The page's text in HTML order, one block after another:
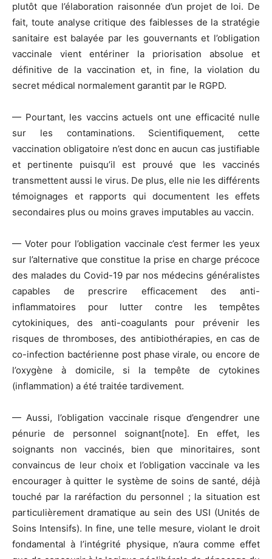
plutôt que l’élaboration raisonnée d’un projet de loi. De
fait, toute analyse critique des faiblesses de la stratégie
sanitaire est balayée par les gouvernants et l’obligation
vaccinale vient entériner la priorisation absolue et
définitive de la vaccination et, in fine, la violation du
secret médical normalement garantit par le RGPD.
— Pourtant, les vaccins actuels ont une efficacité nulle
sur les contaminations. Scientifiquement, cette
vaccination obligatoire n’est donc en aucun cas justifiable
et pertinente puisqu’il est prouvé que les vaccinés
transmettent aussi le virus. De plus, elle nie les différents
témoignages et rapports qui documentent les effets
secondaires plus ou moins graves imputables au vaccin.
— Voter pour l’obligation vaccinale c’est fermer les yeux
sur l’alternative que constitue la prise en charge précoce
des malades du Covid-19 par nos médecins généralistes
capables de prescrire efficacement des anti-
inflammatoires pour lutter contre les tempêtes
cytokiniques, des anti-coagulants pour prévenir les
risques de thromboses, des antibiothérapies, en cas de
co-infection bactérienne post phase virale, ou encore de
l’oxygène à domicile, si la tempête de cytokines
(inflammation) a été traitée tardivement.
— Aussi, l’obligation vaccinale risque d’engendrer une
pénurie de personnel soignant[note]. En effet, les
soignants non vaccinés, bien que minoritaires, sont
convaincus de leur choix et l’obligation vaccinale va les
encourager à quitter le système de soins de santé, déjà
touché par la raréfaction du personnel ; la situation est
particulièrement dramatique au sein des USI (Unités de
Soins Intensifs). In fine, une telle mesure, violant le droit
fondamental à l’intégrité physique, n’aura comme effet